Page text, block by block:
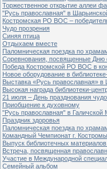
Торжественное открытие аллеи
"Русь православная" в
Костромская РО ВОС –
Чудо прозрения
Синяя птица
Отдыхаем вместе
Паломническая поездка по
Соревнования, посвященные Дню
Победа Костромской РО ВОС в
Новое оборудование в
Выставка «Русь православная» в
Высокая награда библиотеки-
21 июля – День празднования
Приобщение к духовному
"Русь православная" в
Праздник здоровья
Паломническая поездка по
Командный Чемпионат г.
Выпуск библиотечных
Встреча, посвященная
Участие в Международной
Семейный альбом